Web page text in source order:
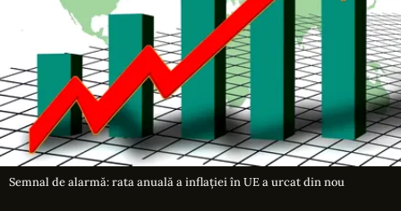
Semnal de alarmă: rata anuală a inflației în UE a urcat din nou